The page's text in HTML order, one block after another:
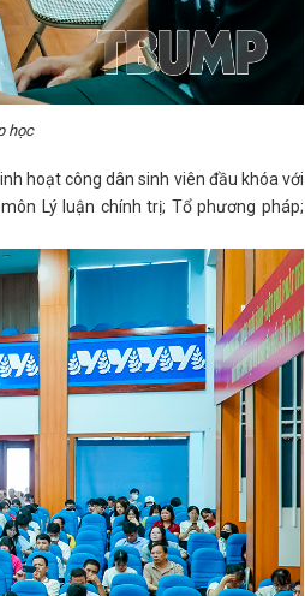
học
hoạt công dân sinh viên đầu khóa với
Lý luận chính trị; Tổ phương pháp;